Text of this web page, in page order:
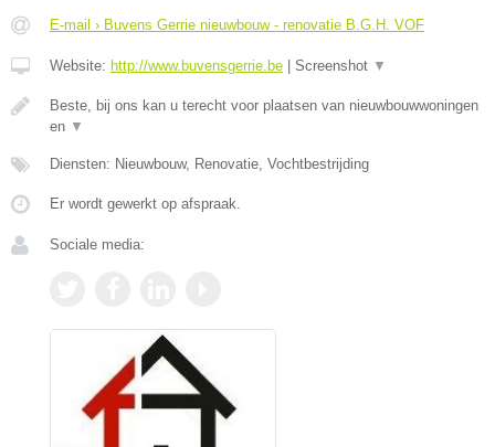
E-mail › Buvens Gerrie nieuwbouw - renovatie B.G.H. VOF
Website: http://www.buvensgerrie.be Screenshot ▼
Beste, bij ons kan u terecht voor plaatsen van nieuwbouwwoningen
en ▼
Diensten: Nieuwbouw, Renovatie, Vochtbestrijding
Er wordt gewerkt op afspraak.
Sociale media: